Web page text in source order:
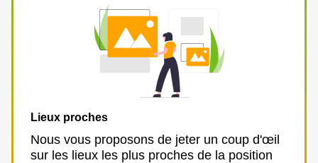
Lieux proches
Nous vous proposons de jeter un coup d'œil
sur les lieux les plus proches de la position